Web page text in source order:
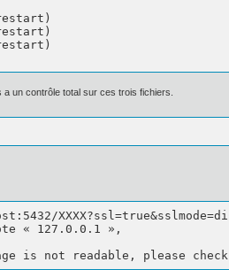
un contrôle total sur ces trois fichiers.
« 127.0.0.1 »,
is not readable, please